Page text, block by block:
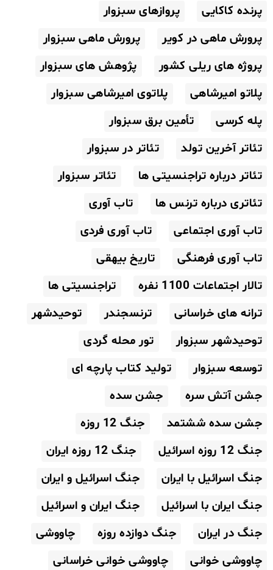
پرنده کاکایی
پروازهای سبزوار
پرورش ماهی در کویر
پرورش ماهی سبزوار
پروژه های ریلی کشور
پژوهش های سبزوار
پلاتو امیرشاهی
پلاتوی امیرشاهی سبزوار
پله کرسی
تأمین برق سبزوار
تئاتر آخرین تولد
تئاتر در سبزوار
تئاتر درباره تراجنسیتی ها
تئاتر سبزوار
تئاتری درباره ترنس ها
تاب آوری
تاب آوری اجتماعی
تاب آوری فردی
تاب آوری فرهنگی
تاریخ بیهقی
تالار اجتماعات 1100 نفره
تراجنسیتی ها
ترانه های خراسانی
ترنسجندر
توحیدشهر
توحیدشهر سبزوار
تور محله گردی
توسعه سبزوار
تولید کتاب پارچه ای
جشن آتش سره
جشن سده
جشن سده ششتمد
جنگ 12 روزه
جنگ 12 روزه اسرائیل
جنگ 12 روزه ایران
جنگ اسرائیل با ایران
جنگ اسرائیل و ایران
جنگ ایران با اسرائیل
جنگ ایران و اسرائیل
جنگ در ایران
جنگ دوازده روزه
چاووشی
چاووشی خوانی
چاووشی خوانی خراسانی